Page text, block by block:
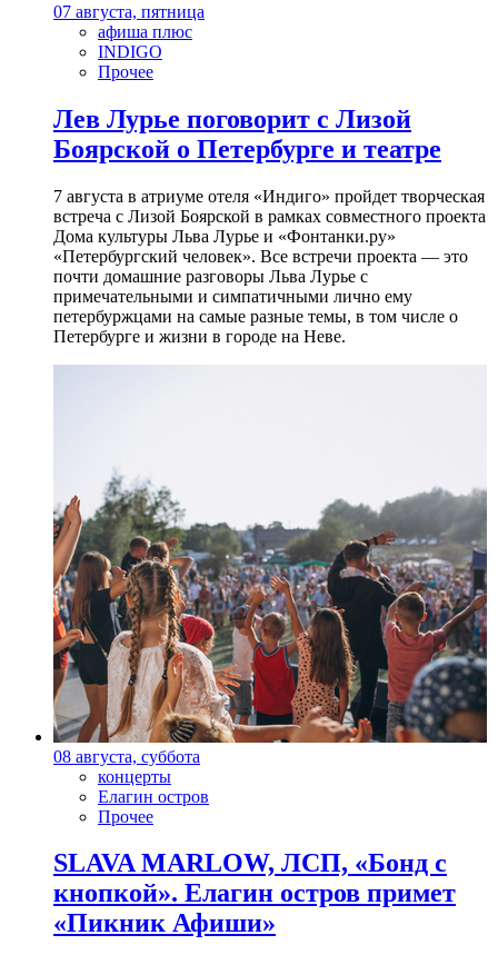
07 августа, пятница
афиша плюс
INDIGO
Прочее
Лев Лурье поговорит с Лизой
Боярской о Петербурге и театре
7 августа в атриуме отеля «Индиго» пройдет творческая
встреча с Лизой Боярской в рамках совместного проекта
Дома культуры Льва Лурье и «Фонтанки.ру»
«Петербургский человек». Все встречи проекта — это
почти домашние разговоры Льва Лурье с
примечательными и симпатичными лично ему
петербуржцами на самые разные темы, в том числе о
Петербурге и жизни в городе на Неве.
08 августа, суббота
концерты
Елагин остров
Прочее
SLAVA MARLOW, ЛСП, «Бонд с
кнопкой». Елагин остров примет
«Пикник Афиши»